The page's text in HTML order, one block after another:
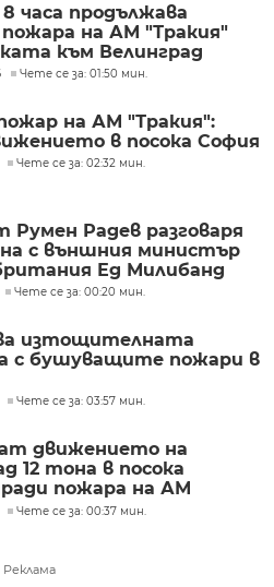
часа продължава
на АМ "Тракия"
към Велинград
Чете се за: 01:50 мин.
на АМ "Тракия":
в посока София
Чете се за: 02:32 мин.
Румен Радев разговаря
с външния министър
Ед Милибанд
Чете се за: 00:20 мин.
изтощителната
с бушуващите пожари в
Чете се за: 03:57 мин.
движението на
12 тона в посока
пожара на АМ
Чете се за: 00:37 мин.
Реклама